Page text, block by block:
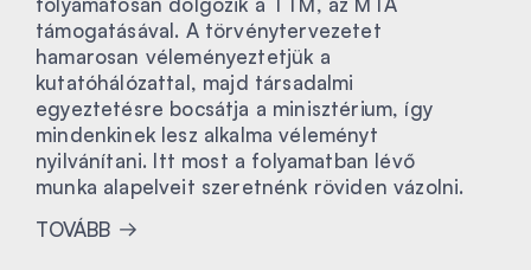
támogatásával. A törvénytervezetet
hamarosan véleményeztetjük a
kutatóhálózattal, majd társadalmi
egyeztetésre bocsátja a minisztérium, így
mindenkinek lesz alkalma véleményt
nyilvánítani. Itt most a folyamatban lévő
munka alapelveit szeretnénk röviden vázolni.
TOVÁBB